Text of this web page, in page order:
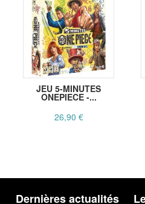
JEU 5-MINUTES
ONEPIECE -...
26,90 €
Dernières actualités